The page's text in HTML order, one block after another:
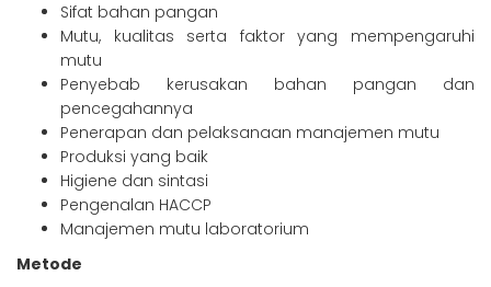
Sifat bahan pangan
Mutu, kualitas serta faktor yang mempengaruhi
mutu
Penyebab kerusakan bahan pangan dan
pencegahannya
Penerapan dan pelaksanaan manajemen mutu
Produksi yang baik
Higiene dan sintasi
Pengenalan HACCP
Manajemen mutu laboratorium
Metode